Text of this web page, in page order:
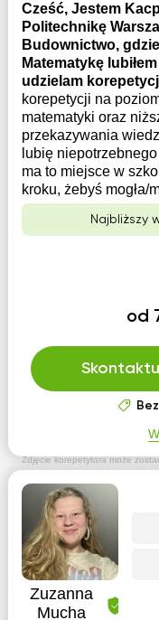
Zdjęcie korepetytora może
Cześć, Jestem
Politechnikę
Budownictwo,
Matematykę
udzielam
korepetycji na
matematyki oraz
przekazywania
lubię
ma to miejsce w
kroku, żebyś mogła/
Najbliższy
od
Zuzanna
Mucha